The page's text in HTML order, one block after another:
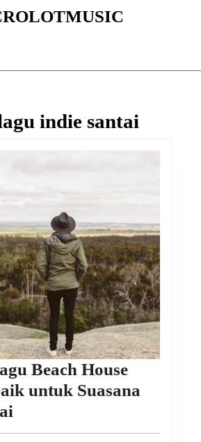
indie santai
Beach House
untuk Suasana
Lagu